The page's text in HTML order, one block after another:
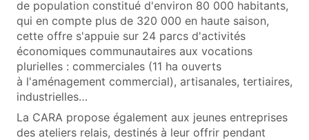
de population constitué d'environ 80 000 habitants,
qui en compte plus de 320 000 en haute saison,
cette offre s'appuie sur 24 parcs d'activités
économiques communautaires aux vocations
plurielles : commerciales (11 ha ouverts
à l'aménagement commercial), artisanales, tertiaires,
industrielles…
La CARA propose également aux jeunes entreprises
des ateliers relais, destinés à leur offrir pendant